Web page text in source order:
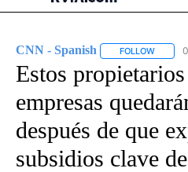
CNN - Spanish FOLLOW
Estos
empresas
después de que
subsidios clave